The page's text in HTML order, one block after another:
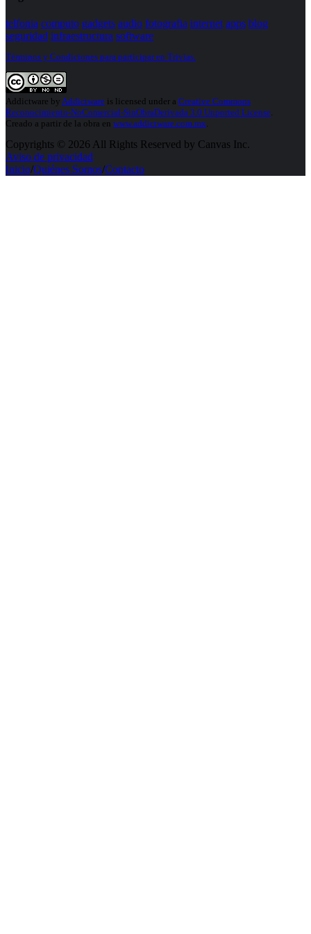
telfonia computo gadgets audio fotografia internet apps blog
seguridad infraestructura software
Términos y Condiciones para participar en Trivias.
Addictware by Addictware is licensed under a Creative Commons
Reconocimiento-NoComercial-SinObraDerivada 3.0 Unported License.
Creado a partir de la obra en www.addictware.com.mx.
Copyrights © 2026 All Rights Reserved by Canvas Inc.
Aviso de privacidad
Inicio/Quiénes Somos/Contacto